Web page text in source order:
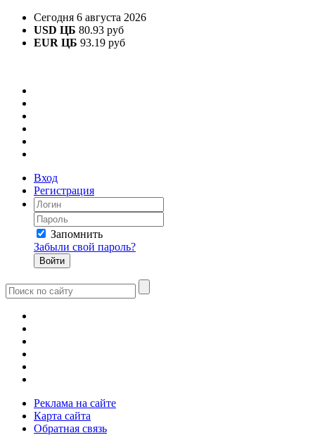
Сегодня 6 августа 2026
USD ЦБ 80.93 руб
EUR ЦБ 93.19 руб
Вход
Регистрация
Запомнить
Забыли свой пароль?
Реклама на сайте
Карта сайта
Обратная связь